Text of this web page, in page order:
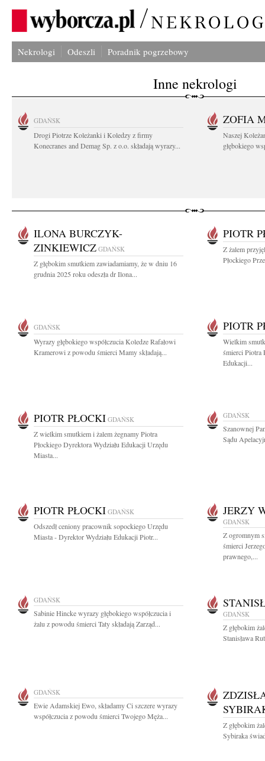
Nekrologi Odeszli Poradnik pogrzebowy
Inne nekrologi
GDAŃSK
Drogi Piotrze Koleżanki i Koledzy z firmy
Konecranes and Demag Sp. z o.o. składają wyrazy...
ZOFIA
Naszej
głębokiego
ILONA BURCZYK-
ZINKIEWICZ GDAŃSK
Z głębokim smutkiem zawiadamiamy, że w dniu 16
grudnia 2025 roku odeszła dr Ilona...
PIOTR
Z żalem
Płockiego
GDAŃSK
Wyrazy głębokiego współczucia Koledze Rafałowi
Kramerowi z powodu śmierci Mamy składają...
PIOTR
Wielkim
śmierci Piotra
Edukacji...
PIOTR PŁOCKI GDAŃSK
Z wielkim smutkiem i żalem żegnamy Piotra
Płockiego Dyrektora Wydziału Edukacji Urzędu
Miasta...
GDAŃSK
Szanownej
Sądu
PIOTR PŁOCKI GDAŃSK
Odszedł ceniony pracownik sopockiego Urzędu
Miasta - Dyrektor Wydziału Edukacji Piotr...
JERZY
GDAŃSK
Z ogromnym
śmierci
prawnego,...
GDAŃSK
Sabinie Hincke wyrazy głębokiego współczucia i
żalu z powodu śmierci Taty składają Zarząd...
GDAŃSK
Z głębokim
Stanisława
GDAŃSK
Ewie Adamskiej Ewo, składamy Ci szczere wyrazy
współczucia z powodu śmierci Twojego Męża...
Z głębokim
Sybiraka